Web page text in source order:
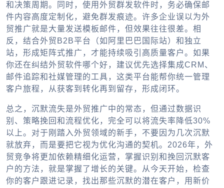
和决策周期。同时，使用外贸群发软件时，务必确保邮
件内容高度定制化，避免群发痕迹。许多企业误以为外
贸推广就是大量发送模板邮件，但效果往往很差。相
反，结合外贸B2B平台（如阿里巴巴国际站）和独立
站，形成矩阵式推广，才能持续吸引高质量客户。如果
你还在纠结外贸软件哪个好，建议优先选择集成CRM、
邮件追踪和社媒管理的工具，这类平台能帮你统一管理
客户旅程，从获客到转化再到留存，形成闭环。
总之，沉默流失是外贸推广中的常态，但通过数据识
别、策略挽回和流程优化，完全可以将流失率降低30%
以上。对于刚踏入外贸领域的新手，不要因为几次沉默
就放弃，而是要把它视为优化沟通的契机。2026年，外
贸竞争将更加依赖精细化运营，掌握识别和挽回沉默客
户的方法，就是掌握了增长的关键。从今天开始，检查
你的客户跟进记录，找出那些沉默的潜在客户，用新价